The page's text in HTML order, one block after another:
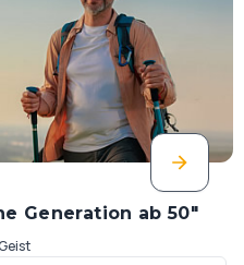
Generation ab 50"